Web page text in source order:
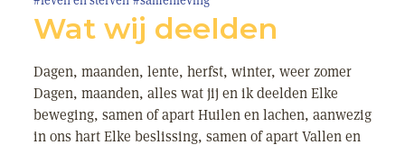
Wat wij deelden
Dagen, maanden, lente, herfst, winter, weer zomer
Dagen, maanden, alles wat jij en ik deelden Elke
beweging, samen of apart Huilen en lachen, aanwezig
in ons hart Elke beslissing, samen of apart Vallen en